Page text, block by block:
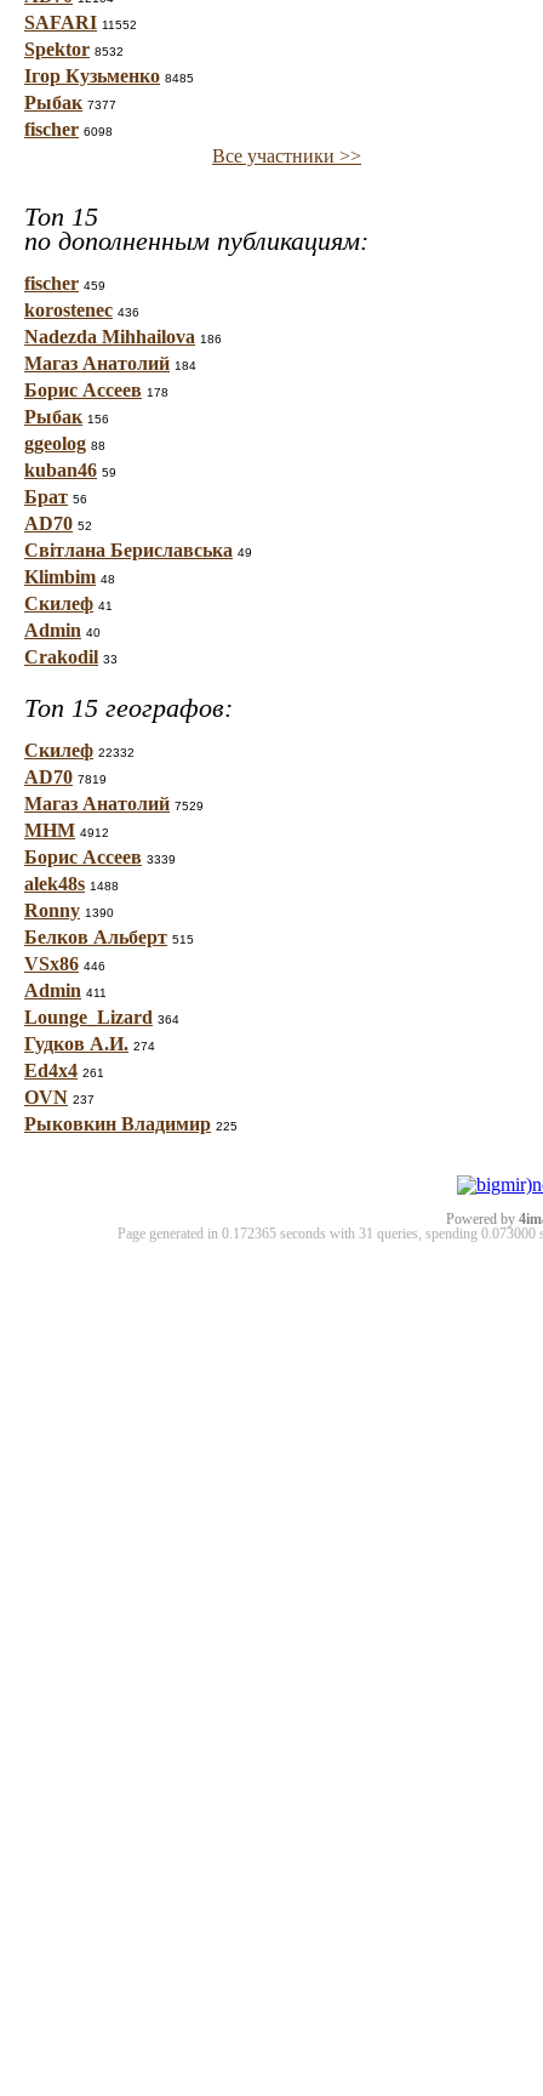
SAFARI 11552
Spektor 8532
Ігор Кузьменко 8485
Рыбак 7377
fischer 6098
Все участники >>
Топ 15
по дополненным публикациям:
fischer 459
korostenec 436
Nadezda Mihhailova 186
Магаз Анатолий 184
Борис Ассеев 178
Рыбак 156
ggeolog 88
kuban46 59
Брат 56
AD70 52
Світлана Бериславська 49
Klimbim 48
Скилеф 41
Admin 40
Crakodil 33
Топ 15 географов:
Скилеф 22332
AD70 7819
Магаз Анатолий 7529
МНМ 4912
Борис Ассеев 3339
alek48s 1488
Ronny 1390
Белков Альберт 515
VSx86 446
Admin 411
Lounge_Lizard 364
Гудков А.И. 274
Ed4x4 261
OVN 237
Рыковкин Владимир 225
Powered by
Page generated in 0.172365 seconds with 31 queries, spending